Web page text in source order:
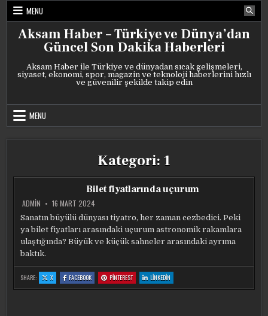
Skip
content
MENU
Aksam Haber – Türkiye ve Dünya’dan
Güncel Son Dakika Haberleri
Aksam Haber ile Türkiye ve dünyadan sıcak gelişmeleri,
siyaset, ekonomi, spor, magazin ve teknoloji haberlerini hızlı
ve güvenilir şekilde takip edin
MENU
Kategori: 1
Bilet fiyatlarında uçurum
ADMIN 16 MART 2024
Sanatın büyülü dünyası tiyatro, her zaman cezbedici. Peki
ya bilet fiyatları arasındaki uçurum astronomik rakamlara
ulaştığında? Büyük ve küçük sahneler arasındaki ayrıma
baktık.
SHARE: X:
BILET
FIYATLARINDA
FACEBOOK:
BILET
FIYATLARINDA
PINTEREST:
BILET
FIYATLARINDA
LINKEDIN
BILET
FIYATLARINDA